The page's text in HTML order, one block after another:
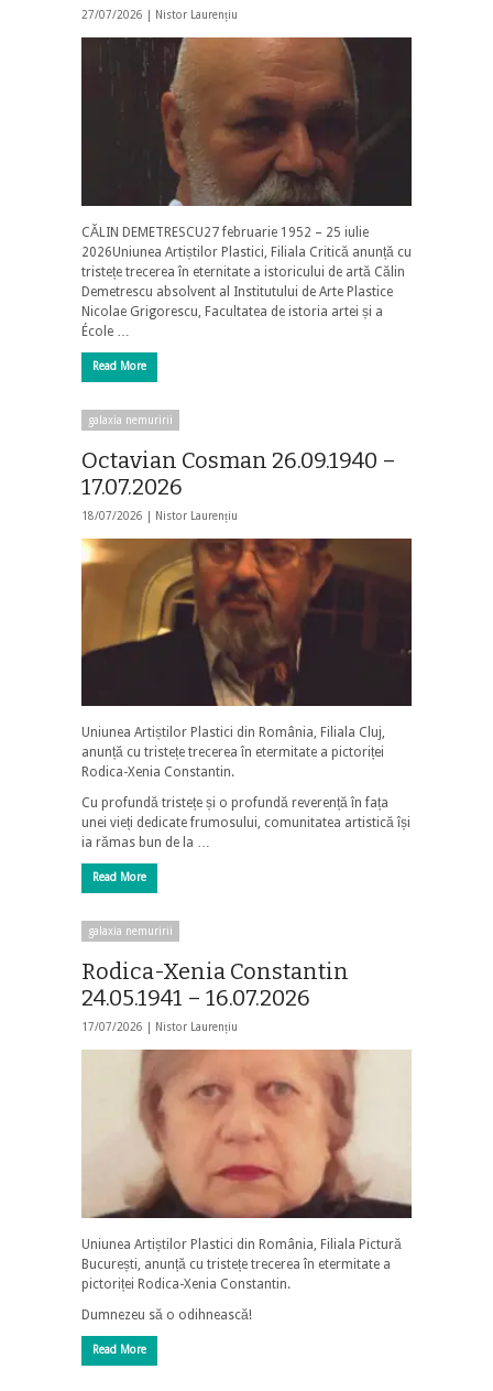
27/07/2026 | Nistor Laurențiu
CĂLIN DEMETRESCU27 februarie 1952 – 25 iulie
2026Uniunea Artiștilor Plastici, Filiala Critică anunță cu
tristețe trecerea în eternitate a istoricului de artă Călin
Demetrescu absolvent al Institutului de Arte Plastice
Nicolae Grigorescu, Facultatea de istoria artei și a
École …
Read More
galaxia nemuririi
Octavian Cosman 26.09.1940 –
17.07.2026
18/07/2026 | Nistor Laurențiu
Uniunea Artiștilor Plastici din România, Filiala Cluj,
anunță cu tristețe trecerea în etermitate a pictoriței
Rodica-Xenia Constantin.
Cu profundă tristețe și o profundă reverență în fața
unei vieți dedicate frumosului, comunitatea artistică își
ia rămas bun de la …
Read More
galaxia nemuririi
Rodica-Xenia Constantin
24.05.1941 – 16.07.2026
17/07/2026 | Nistor Laurențiu
Uniunea Artiștilor Plastici din România, Filiala Pictură
București, anunță cu tristețe trecerea în etermitate a
pictoriței Rodica-Xenia Constantin.
Dumnezeu să o odihnească!
Read More